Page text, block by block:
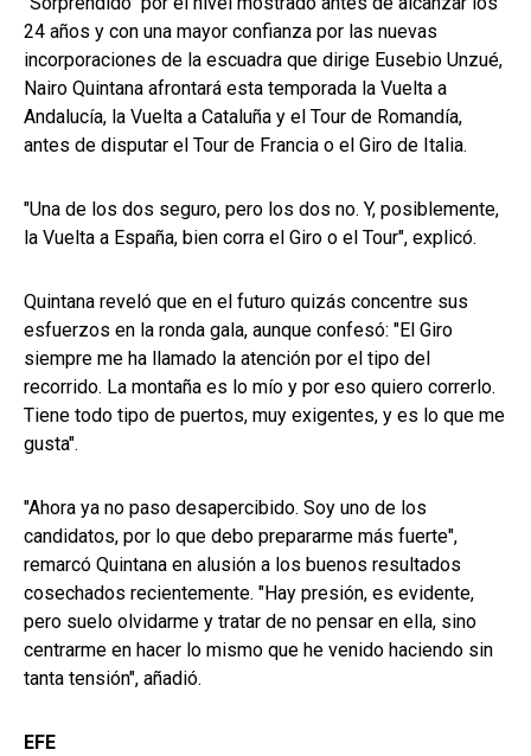
24 años y con una mayor confianza por las nuevas
incorporaciones de la escuadra que dirige Eusebio Unzué,
Nairo Quintana afrontará esta temporada la Vuelta a
Andalucía, la Vuelta a Cataluña y el Tour de Romandía,
antes de disputar el Tour de Francia o el Giro de Italia.
"Una de los dos seguro, pero los dos no. Y, posiblemente,
la Vuelta a España, bien corra el Giro o el Tour", explicó.
Quintana reveló que en el futuro quizás concentre sus
esfuerzos en la ronda gala, aunque confesó: "El Giro
siempre me ha llamado la atención por el tipo del
recorrido. La montaña es lo mío y por eso quiero correrlo.
Tiene todo tipo de puertos, muy exigentes, y es lo que me
gusta".
"Ahora ya no paso desapercibido. Soy uno de los
candidatos, por lo que debo prepararme más fuerte",
remarcó Quintana en alusión a los buenos resultados
cosechados recientemente. "Hay presión, es evidente,
pero suelo olvidarme y tratar de no pensar en ella, sino
centrarme en hacer lo mismo que he venido haciendo sin
tanta tensión", añadió.
EFE